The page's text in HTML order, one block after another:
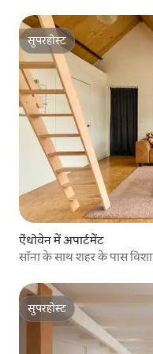
सुपरहोस्ट
सुपरहोस्ट
ऐंधोवेन में अपार्टमेंट
सॉना के साथ शहर के पास
सुपरहोस्ट
सुपरहोस्ट